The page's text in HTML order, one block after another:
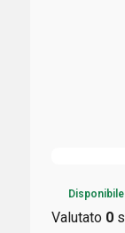
Disponibile
Valutato 0